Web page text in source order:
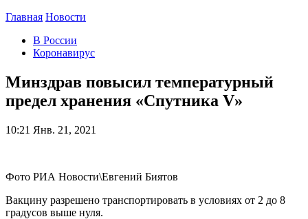
Главная Новости
В России
Коронавирус
Минздрав повысил температурный
предел хранения «Спутника V»
10:21 Янв. 21, 2021
Фото РИА Новости\Евгений Биятов
Вакцину разрешено транспортировать в условиях от 2 до 8
градусов выше нуля.